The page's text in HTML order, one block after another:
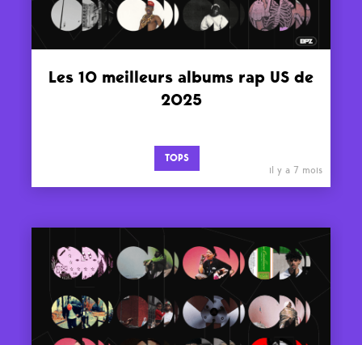
Les 10 meilleurs albums rap US de
2025
TOPS
il y a 7 mois